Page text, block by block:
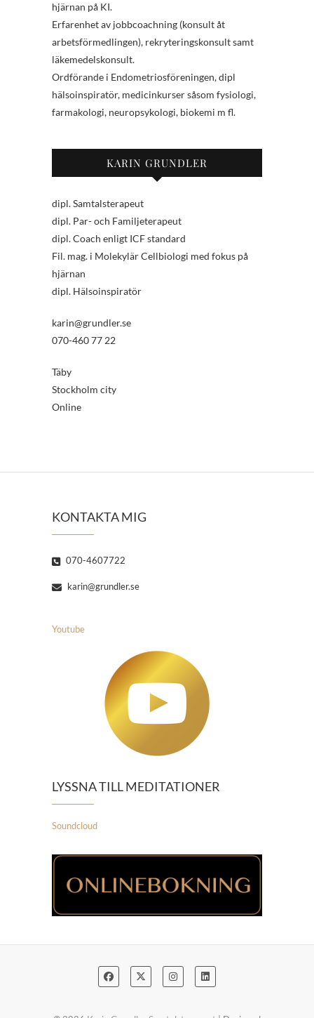
hjärnan på KI.
Erfarenhet av jobbcoachning (konsult åt
arbetsförmedlingen), rekryteringskonsult samt
läkemedelskonsult.
Ordförande i Endometriosföreningen, dipl
hälsoinspiratör, medicinkurser såsom fysiologi,
farmakologi, neuropsykologi, biokemi m fl.
KARIN GRUNDLER
dipl. Samtalsterapeut
dipl. Par- och Familjeterapeut
dipl. Coach enligt ICF standard
Fil. mag. i Molekylär Cellbiologi med fokus på
hjärnan
dipl. Hälsoinspiratör
karin@grundler.se
070-460 77 22
Täby
Stockholm city
Online
KONTAKTA MIG
070-4607722
karin@grundler.se
Youtube
LYSSNA TILL MEDITATIONER
Soundcloud